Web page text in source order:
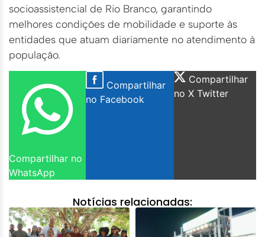
socioassistencial de Rio Branco, garantindo
melhores condições de mobilidade e suporte às
entidades que atuam diariamente no atendimento à
população.
Compartilhar no
WhatsApp
Compartilhar
no Facebook
Compartilhar
no X Twitter
Notícias relacionadas: